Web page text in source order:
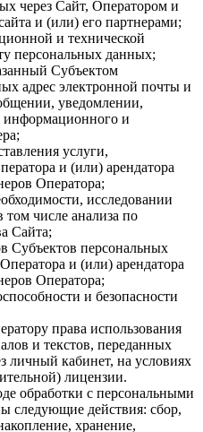
через Сайт, Оператором и
и (или) его партнерами;
и технической
персональных данных;
Субъектом
адрес электронной почты и
уведомлении,
информационного и
услуги,
и (или) арендатора
Оператора;
исследовании
числе анализа по
Сайта;
Субъектов персональных
и (или) арендатора
Оператора;
и безопасности
права использования
и текстов, переданных
личный кабинет, на условиях
лицензии.
обработки с персональными
следующие действия: сбор,
хранение,